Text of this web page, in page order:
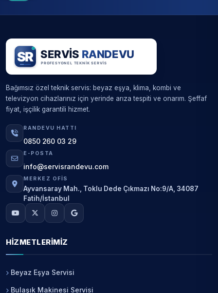
Bağımsız özel teknik servis: beyaz eşya, klima, kombi ve
televizyon cihazlarınız için yerinde arıza tespiti ve onarım. Şeffaf
fiyat, işçilik garantili hizmet.
RANDEVU HATTI
0850 260 03 29
E-POSTA
info@servisrandevu.com
MERKEZ OFIS
Ayvansaray Mah., Toklu Dede Çıkmazı No:9/A, 34087
Fatih/İstanbul
HIZMETLERIMIZ
Beyaz Eşya Servisi
Bulaşık Makinesi Servisi